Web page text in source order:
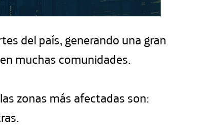
del país, generando una gran
muchas comunidades.
zonas más afectadas son: